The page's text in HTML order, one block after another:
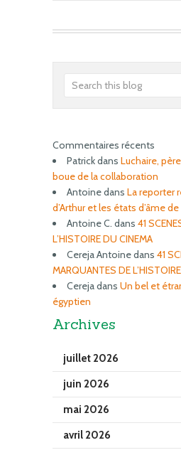
Commentaires récents
Patrickdans Luchaire,
boue de la collaboration
Antoinedans La reporter
d’Arthur et les états d’âme
Antoine C. dans 41
L’HISTOIRE DU CINEMA
Cereja Antoinedans 41
MARQUANTES DE
Cerejadans Un bel et
égyptien
Archives
juillet 2026
juin 2026
mai 2026
avril 2026